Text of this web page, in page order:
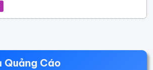
Quảng Cáo